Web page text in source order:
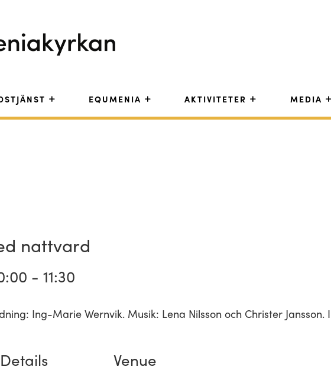
EQUMENIA AKTIVITETER MEDIA
nattvard
- 11:30
Ing-Marie Wernvik. Musik: Lena Nilsson och Christer Jansson.
Details Venue